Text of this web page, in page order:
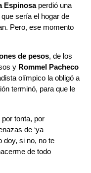
Espinosaperdió una
sería el hogar de
Pero, ese momento
de pesos, de los
y Rommel Pacheco
olímpico la obligó a
terminó, para que le
tonta, por
de ‘ya
doy, si no, no te
de todo